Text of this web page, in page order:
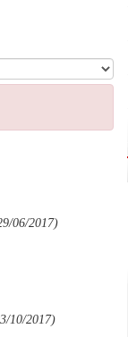
06/2017)
10/2017)